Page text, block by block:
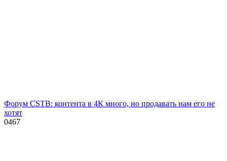
Форум CSTB: контента в 4К много, но продавать нам его не
хотят
0467